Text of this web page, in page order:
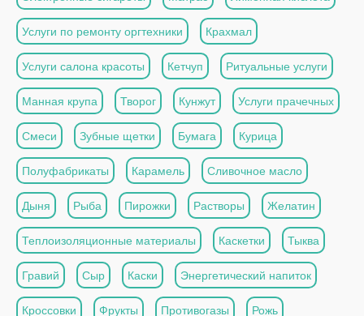
Услуги по ремонту оргтехники Крахмал
Услуги салона красоты Кетчуп Ритуальные услуги
Манная крупа Творог Кунжут Услуги прачечных
Смеси Зубные щетки Бумага Курица
Полуфабрикаты Карамель Сливочное масло
Дыня Рыба Пирожки Растворы Желатин
Теплоизоляционные материалы Каскетки Тыква
Гравий Сыр Каски Энергетический напиток
Кроссовки Фрукты Противогазы Рожь